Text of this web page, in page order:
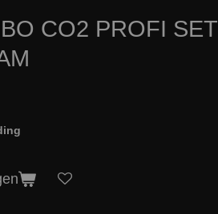
CO2 PROFI SET